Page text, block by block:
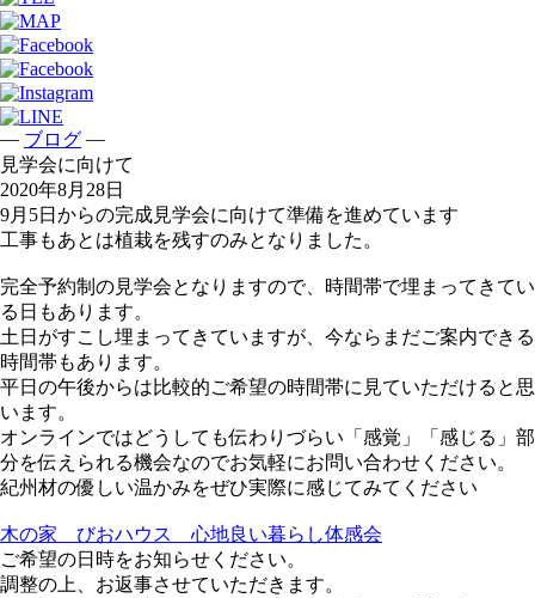
— ブログ —
見学会に向けて
2020年8月28日
9月5日からの完成見学会に向けて準備を進めています
工事もあとは植栽を残すのみとなりました。
完全予約制の見学会となりますので、時間帯で埋まってきてい
る日もあります。
土日がすこし埋まってきていますが、今ならまだご案内できる
時間帯もあります。
平日の午後からは比較的ご希望の時間帯に見ていただけると思
います。
オンラインではどうしても伝わりづらい「感覚」「感じる」部
分を伝えられる機会なのでお気軽にお問い合わせください。
紀州材の優しい温かみをぜひ実際に感じてみてください
木の家 びおハウス 心地良い暮らし体感会
ご希望の日時をお知らせください。
調整の上、お返事させていただきます。